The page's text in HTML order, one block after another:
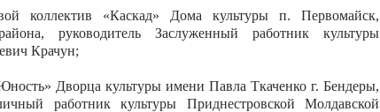
коллектив «Каскад» Дома культуры п. Первомайск,
руководитель Заслуженный работник культуры
Крачун;
Дворца культуры имени Павла Ткаченко г. Бендеры,
работник культуры Приднестровской Молдавской